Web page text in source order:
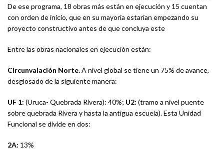
De ese programa, 18 obras más están en ejecución y 15 cuentan
con orden de inicio, que en su mayoría estarían empezando su
proyecto constructivo antes de que concluya este
Entre las obras nacionales en ejecución están:
Circunvalación Norte.A nivel global se tiene un 75% de avance,
desglosado de la siguiente manera:
UF 1: (Uruca- Quebrada Rivera): 40%; U2: (tramo a nivel puente
sobre quebrada Rivera y hasta la antigua escuela). Esta Unidad
Funcional se divide en dos:
2A: 13%